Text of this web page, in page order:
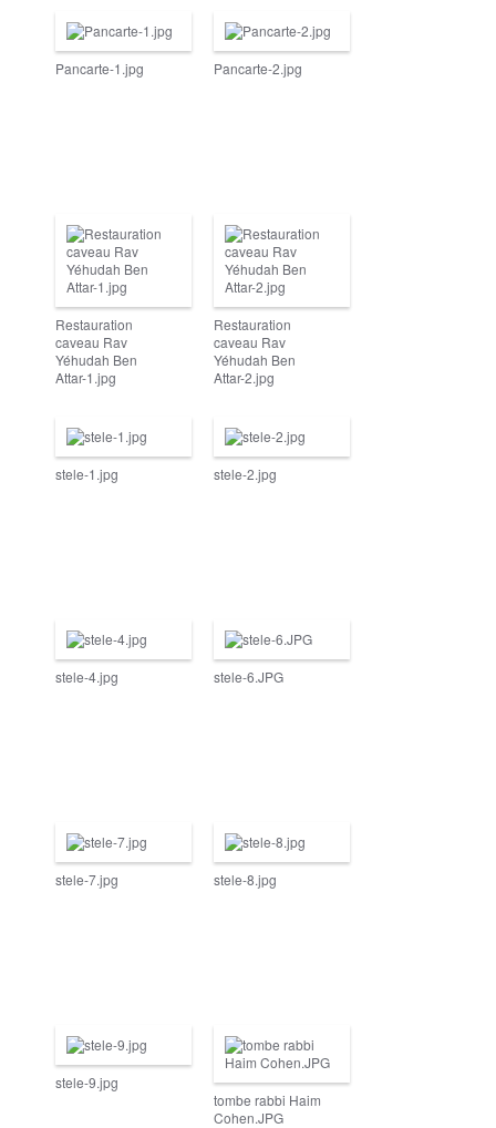
Pancarte-1.jpg Pancarte-2.jpg
Restauration
caveau Rav
Yéhudah Ben
Attar-1.jpg
Restauration
caveau Rav
Yéhudah Ben
Attar-2.jpg
stele-1.jpg stele-2.jpg
stele-4.jpg stele-6.JPG
stele-7.jpg stele-8.jpg
stele-9.jpg
tombe rabbi Haim
Cohen.JPG